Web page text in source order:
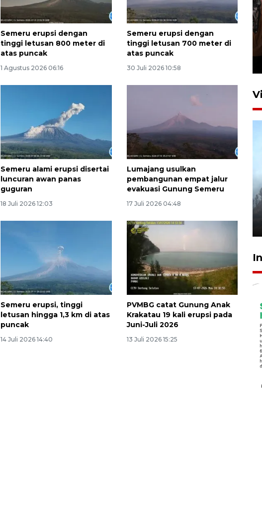
Semeru erupsi dengan
tinggi letusan 800 meter di
atas puncak
1 Agustus 2026 06:16
Semeru erupsi dengan
tinggi letusan 700 meter di
atas puncak
30 Juli 2026 10:58
Semeru alami erupsi disertai
luncuran awan panas
guguran
18 Juli 2026 12:03
Lumajang usulkan
pembangunan empat jalur
evakuasi Gunung Semeru
17 Juli 2026 04:48
Semeru erupsi, tinggi
letusan hingga 1,3 km di atas
puncak
14 Juli 2026 14:40
PVMBG catat Gunung Anak
Krakatau 19 kali erupsi pada
Juni-Juli 2026
13 Juli 2026 15:25
Persebaya juara Piala
Presiden 2026
BPBD Jatim kerahkan "Drone
Water Spray" bantu padamkan
6 Agustus 2026 18:23